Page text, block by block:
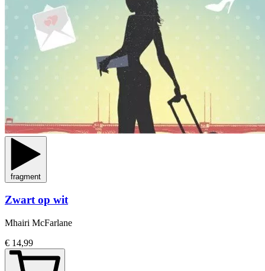
fragment
Zwart op wit
Mhairi McFarlane
€ 14,99